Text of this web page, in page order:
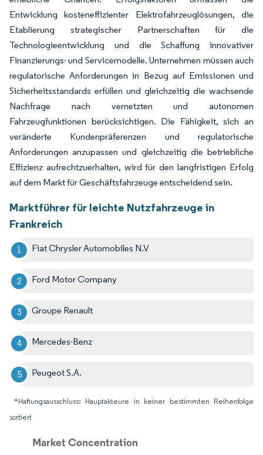
Entwicklung kosteneffizienter Elektrofahrzeuglösungen, die
Etablierung strategischer Partnerschaften für die
Technologieentwicklung und die Schaffung innovativer
Finanzierungs- und Servicemodelle. Unternehmen müssen auch
regulatorische Anforderungen in Bezug auf Emissionen und
Sicherheitsstandards erfüllen und gleichzeitig die wachsende
Nachfrage nach vernetzten und autonomen
Fahrzeugfunktionen berücksichtigen. Die Fähigkeit, sich an
veränderte Kundenpräferenzen und regulatorische
Anforderungen anzupassen und gleichzeitig die betriebliche
Effizienz aufrechtzuerhalten, wird für den langfristigen Erfolg
auf dem Markt für Geschäftsfahrzeuge entscheidend sein.
Marktführer für leichte Nutzfahrzeuge in
Frankreich
Fiat Chrysler Automobiles N.V
Ford Motor Company
Groupe Renault
Mercedes-Benz
Peugeot S.A.
*Haftungsausschluss: Hauptakteure in keiner bestimmten Reihenfolge
sortiert